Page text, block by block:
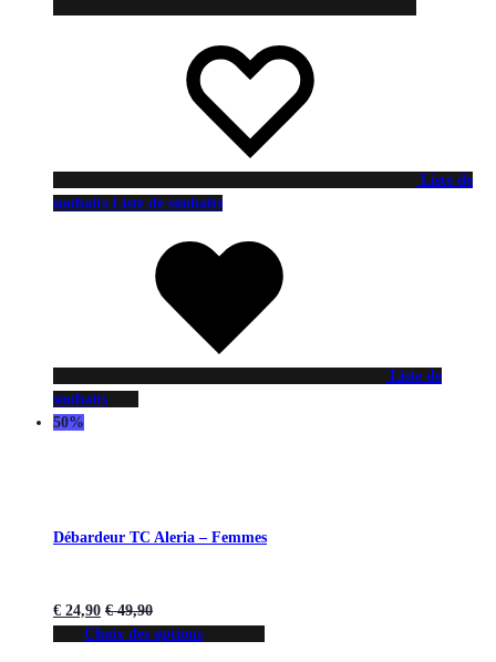
Liste de
souhaits Liste de souhaits
Liste de
souhaits
50%
Débardeur TC Aleria – Femmes
€ 24,90 €49,90
Choix des options